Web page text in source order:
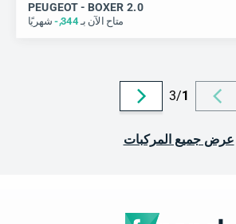
PEUGEOT - BOXER 2.0
متاح الآن بـ 344
,- شهريًا
1
/
3
عرض جميع المركبات